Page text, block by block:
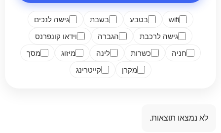
wifi בטבע בשבת
גישה לנכים
גישה לרכבת
הגברה
וידאו קונפרנס
חניה
כשרות לינה מיזוג
מסך
מקרן
קייטרינג
לא נמצאו תוצאות.